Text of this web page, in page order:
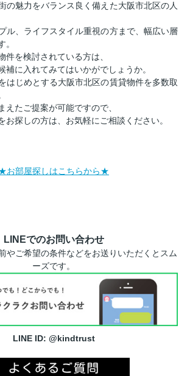
の魅力をバランス良く備えた大阪市北区の人
ル、ライフスタイル重視の方まで、幅広い層
。
件を検討されている方は、
補に入れてみてはいかがでしょうか。
はじめとする大阪市北区の賃貸物件を多数取
えたご提案が可能ですので、
お探しの方は、お気軽にご相談ください。
お部屋探しはこちらから★
LINEでのお問い合わせ
やご希望の条件などをお送りいただくとスム
ーズです。
LINE ID: @kindtrust